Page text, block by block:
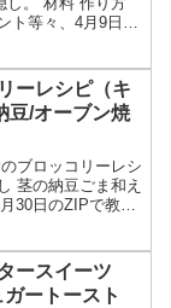
ト等々、4月9日の
WiFiルー...
ーレシピ（キ
豆/オーブン焼
ブロッコリーレシ
茎の納豆ごま和え
30日のZIPで教え
ロッコリーの特集
ースイーツ
ガートースト